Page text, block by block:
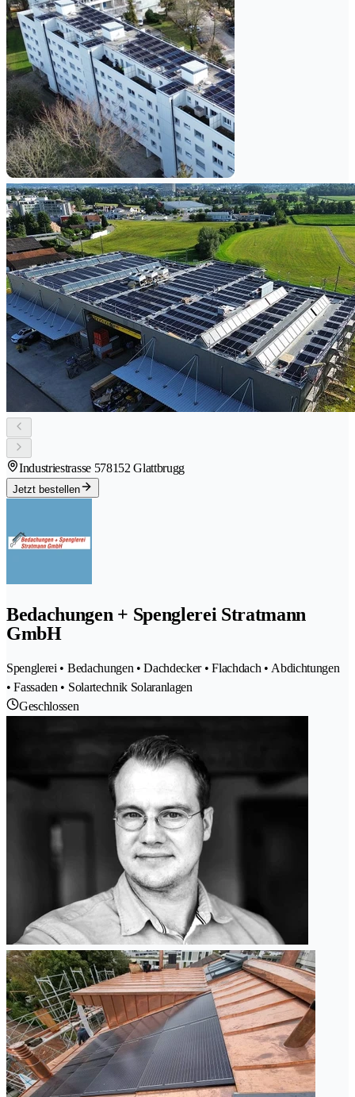
Industriestrasse 578152 Glattbrugg
Jetzt bestellen
Bedachungen + Spenglerei Stratmann
GmbH
Spenglerei • Bedachungen • Dachdecker • Flachdach • Abdichtungen
• Fassaden • Solartechnik Solaranlagen
Geschlossen